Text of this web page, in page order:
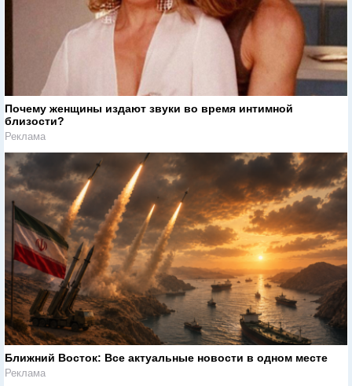
Почему женщины издают звуки во время интимной
близости?
Реклама
Ближний Восток: Все актуальные новости в одном месте
Реклама